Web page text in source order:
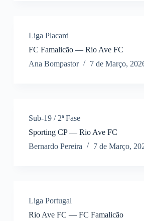
Liga Placard
FC Famalicão — Rio Ave FC
Ana Bompastor
7 de Março,
Sub-19 / 2ª Fase
Sporting CP — Rio Ave FC
Bernardo Pereira
7 de Março,
Liga Portugal
Rio Ave FC — FC Famalicão